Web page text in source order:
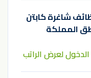
شاغرة كابتن
المملكة
لعرض الراتب